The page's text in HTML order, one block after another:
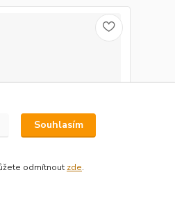
Souhlasím
odmítnout zde.